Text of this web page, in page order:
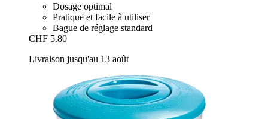
Dosage optimal
Pratique et facile à utiliser
Bague de réglage standard
CHF 5.80
Livraison jusqu'au 13 août